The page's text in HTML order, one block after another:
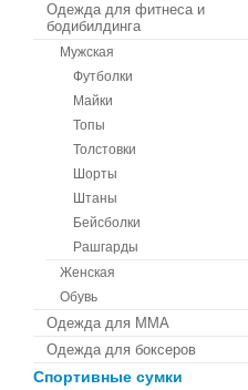
Одежда для фитнеса и
бодибилдинга
Мужская
Футболки
Майки
Топы
Толстовки
Шорты
Штаны
Бейсболки
Рашгарды
Женская
Обувь
Одежда для ММА
Одежда для боксеров
Спортивные сумки